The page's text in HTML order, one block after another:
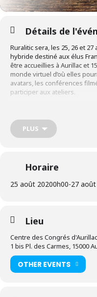
Détails de
Ruralitic sera, les 25, 26 et
hybride destiné aux élus
être accueillies à Aurillac et
monde virtuel d’où elles
avatars, les conférences
participer aux ateliers.
stand, que physiquement,
d’InfraNum, qui interviendra
Jour J. Le processus
PLUS
Horaire
25 août 20200h00-27
Lieu
Centre des Congrés d'Aurillac
1 bis Pl. des Carmes, 15000
OTHER EVENTS